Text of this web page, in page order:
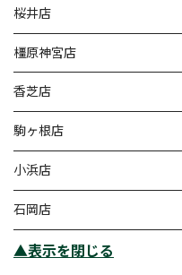
桜井店
橿原神宮店
香芝店
駒ヶ根店
小浜店
石岡店
▲表示を閉じる